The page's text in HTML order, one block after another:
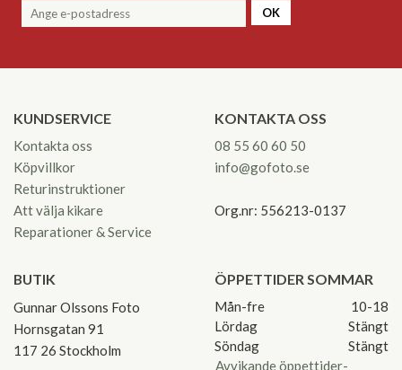
OK
KUNDSERVICE
Kontakta oss
Köpvillkor
Returinstruktioner
Att välja kikare
Reparationer & Service
KONTAKTA OSS
08 55 60 60 50
info@gofoto.se
Org.nr: 556213-0137
BUTIK
Gunnar Olssons Foto
Hornsgatan 91
117 26 Stockholm
ÖPPETTIDER SOMMAR
Mån-fre
10-18
Lördag
Stängt
Söndag
Stängt
Avvikande öppettider-